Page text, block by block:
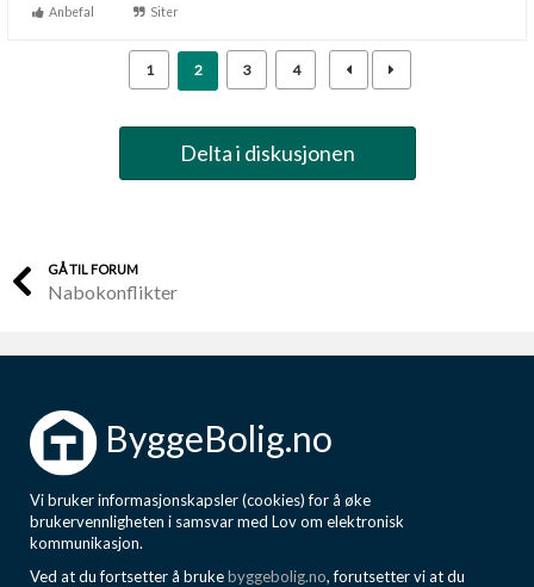
Anbefal Siter
1 2 3 4
Delta i diskusjonen
GÅ TIL FORUM
Nabokonflikter
ByggeBolig.no
Vi bruker informasjonskapsler (cookies) for å øke
brukervennligheten i samsvar med Lov om elektronisk
kommunikasjon.
Ved at du fortsetter å brukebyggebolig.no, forutsetter vi at du